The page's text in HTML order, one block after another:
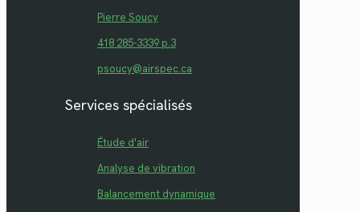
Pierre Soucy
418 285-3339 p.3
psoucy@airspec.ca
Services spécialisés
Étude d'air
Analyse de vibration
Balancement dynamique